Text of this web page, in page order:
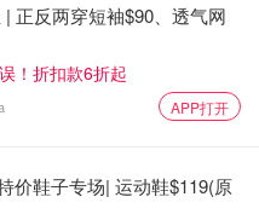
好
的用手心的温度温暖乳液
正反两穿短袖$90、透气网
！折扣款6折起
APP打开
价鞋子专场| 运动鞋$119(原